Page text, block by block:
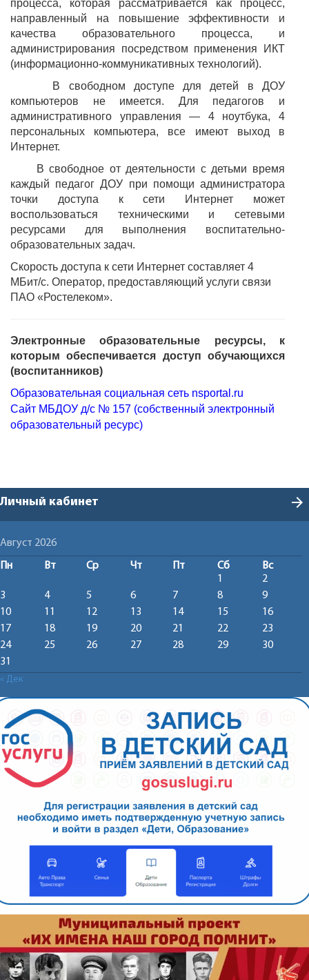
процесса, которая рассматривается как процесс,
направленный на повышение эффективности и
качества образовательного процесса, и
администрирования посредством применения ИКТ
(информационно-коммуникативных технологий).
В свободном доступе для детей в ДОУ
компьютеров не имеется. Для педагогов и
административного управления — 4 ноутбука, 4
персональных компьютера, все имеют выход в
Интернет.
В свободное от деятельности с детьми время
каждый педагог ДОУ при помощи администратора
точки доступа к сети Интернет может
воспользоваться техническими и сетевыми
ресурсами для выполнения воспитательно-
образовательных задач.
Скорость доступа к сети Интернет составляет 4
МБит/с. Оператор, предоставляющий услуги связи
ПАО «Ростелеком».
Электронные образовательные ресурсы, к
которым обеспечивается доступ обучающихся
(воспитанников)
Образовательная социальная сеть nsportal.ru
Сайт МБДОУ д/с № 157 (собственный электронный
образовательный ресурс)
Личный кабинет arrow_forward
Август 2026
Пн Вт Ср Чт Пт Сб
Вс
1
2
3
4 5 6 7 8
9
10
11 12 13 14 15
16
17
18 19 20 21 22
23
24
25 26 27 28 29
30
31
« Дек